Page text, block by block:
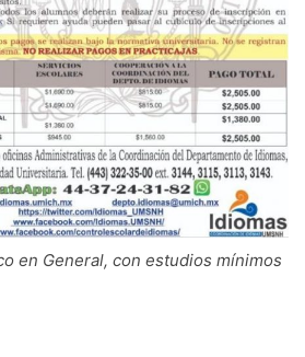
en General, con estudios mínimos